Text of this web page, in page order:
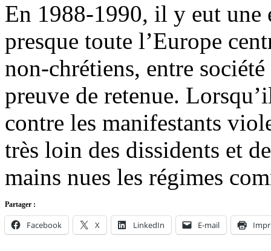
En 1988-1990, il y eut une
presque toute l’Europe
non-chrétiens, entre
preuve de retenue.
contre les manifestants
très loin des dissidents et
mains nues les régimes
Partager :
Facebook X LinkedIn E-mail